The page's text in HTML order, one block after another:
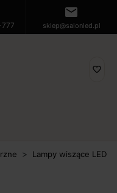
mail
sklep@salonled.pl
favorite_border
Lampy wiszące LED